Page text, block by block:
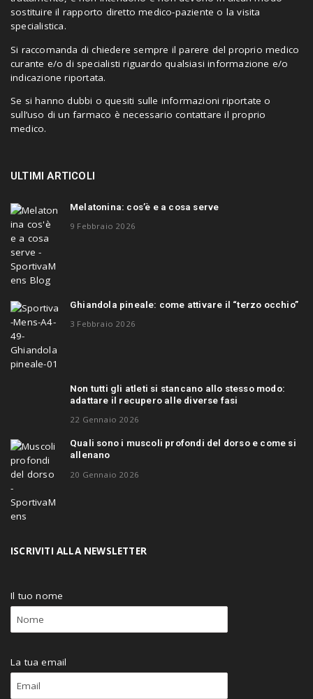
sostituire il rapporto diretto medico-paziente o la visita
specialistica.
Si raccomanda di chiedere sempre il parere del proprio medico
curante e/o di specialisti riguardo qualsiasi informazione e/o
indicazione riportata.
Se si hanno dubbi o quesiti sulle informazioni riportate o
sull’uso di un farmaco è necessario contattare il proprio
medico.
ULTIMI ARTICOLI
Melatonina: cos’è e a cosa serve
9 Febbraio 2026
Ghiandola pineale: come attivare il “terzo occhio”
3 Febbraio 2026
Non tutti gli atleti si stancano allo stesso modo:
adattare il recupero alle diverse fasi
22 Gennaio 2026
Quali sono i muscoli profondi del dorso e come si
allenano
20 Gennaio 2026
ISCRIVITI ALLA NEWSLETTER
Il tuo nome
La tua email